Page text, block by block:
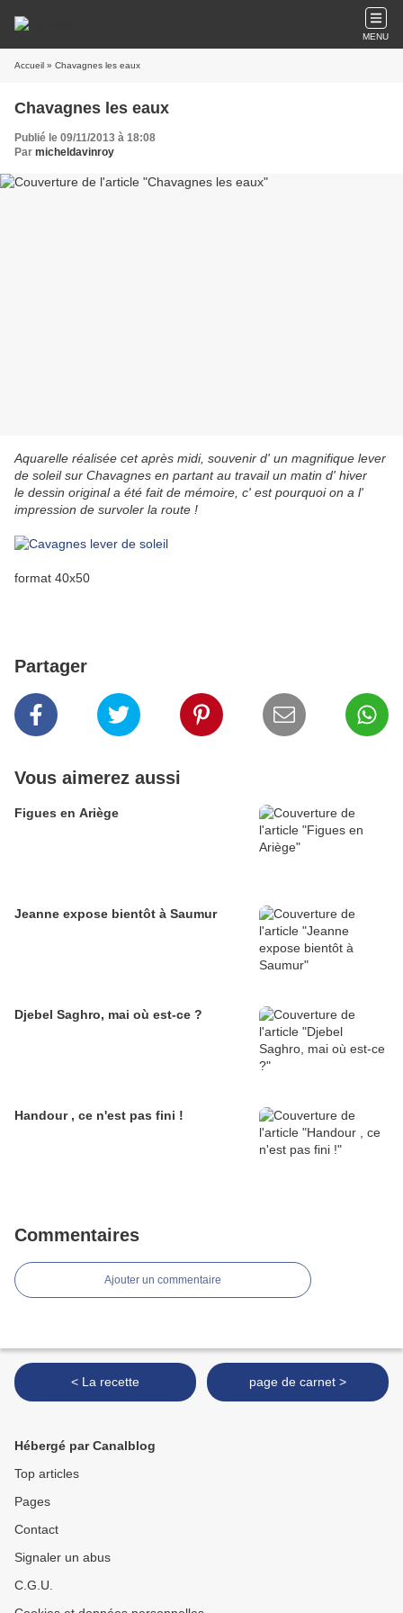
MENU
Accueil » Chavagnes les eaux
Chavagnes les eaux
Publié le 09/11/2013 à 18:08
Par micheldavinroy
Aquarelle réalisée cet après midi, souvenir d' un magnifique lever
de soleil sur Chavagnes en partant au travail un matin d' hiver
le dessin original a été fait de mémoire, c' est pourquoi on a l'
impression de survoler la route !
format 40x50
Partager
Vous aimerez aussi
Figues en Ariège
Jeanne expose bientôt à Saumur
Djebel Saghro, mai où est-ce ?
Handour , ce n'est pas fini !
Commentaires
Ajouter un commentaire
< La recette page de carnet >
Hébergé par Canalblog
Top articles
Pages
Contact
Signaler un abus
C.G.U.